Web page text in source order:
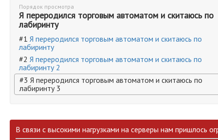
Порядок просмотра
Я переродился торговым автоматом и скитаюсь по
лабиринту
#1 Я переродился торговым автоматом и скитаюсь по
лабиринту
#2 Я переродился торговым автоматом и скитаюсь по
лабиринту 2
#3 Я переродился торговым автоматом и скитаюсь по
лабиринту 3
В связи с высокими нагрузками на серверы нам пришлось